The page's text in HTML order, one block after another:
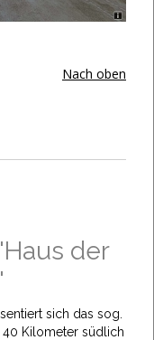
Nach oben
der
sich das sog.
40 Kilometer südlich